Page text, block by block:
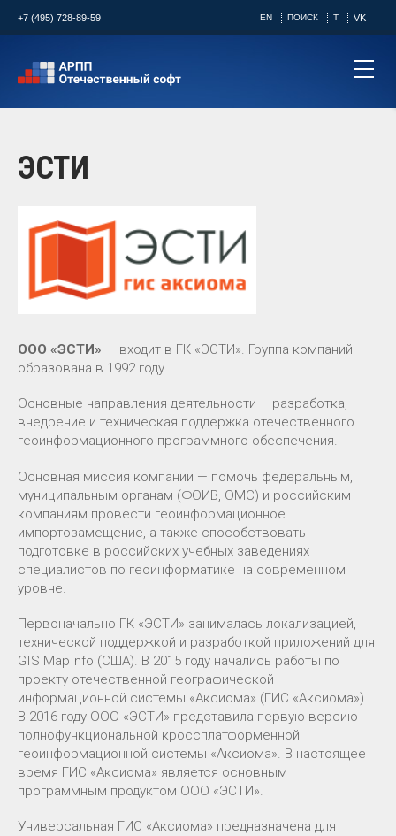
+7 (495) 728-89-59 EN ПОИСК T VK
ЭСТИ
ООО «ЭСТИ» — входит в ГК «ЭСТИ». Группа компаний
образована в 1992 году.
Основные направления деятельности – разработка,
внедрение и техническая поддержка отечественного
геоинформационного программного обеспечения.
Основная миссия компании — помочь федеральным,
муниципальным органам (ФОИВ, ОМС) и российским
компаниям провести геоинформационное
импортозамещение, а также способствовать
подготовке в российских учебных заведениях
специалистов по геоинформатике на современном
уровне.
Первоначально ГК «ЭСТИ» занималась локализацией,
технической поддержкой и разработкой приложений для
GIS MapInfo (США). В 2015 году начались работы по
проекту отечественной географической
информационной системы «Аксиома» (ГИС «Аксиома»).
В 2016 году ООО «ЭСТИ» представила первую версию
полнофункциональной кроссплатформенной
геоинформационной системы «Аксиома». В настоящее
время ГИС «Аксиома» является основным
программным продуктом ООО «ЭСТИ».
Универсальная ГИС «Аксиома» предназначена для